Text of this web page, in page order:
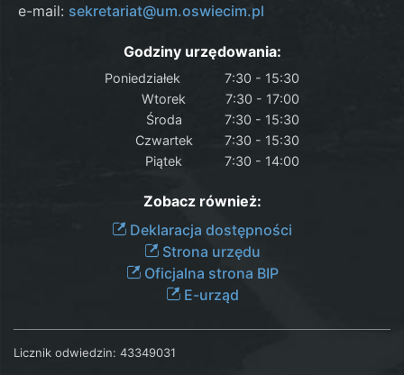
e-mail: sekretariat@um.oswiecim.pl
Godziny urzędowania:
Poniedziałek
7:30 - 15:30
Wtorek
7:30 - 17:00
Środa
7:30 - 15:30
Czwartek
7:30 - 15:30
Piątek
7:30 - 14:00
Zobacz również:
Deklaracja dostępności
Strona urzędu
Oficjalna strona BIP
E-urząd
Licznik odwiedzin: 43349031